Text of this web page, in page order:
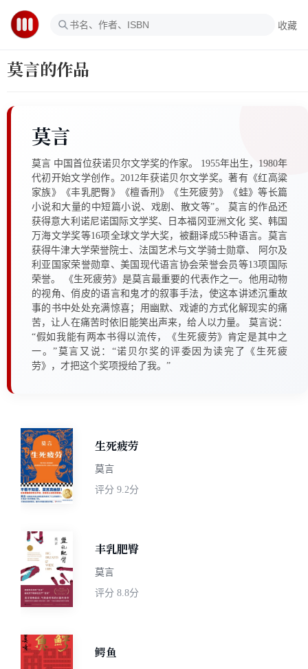
收藏
莫言的作品
莫言
莫言 中国首位获诺贝尔文学奖的作家。 1955年出生，1980年
代初开始文学创作。2012年获诺贝尔文学奖。著有《红高粱
家族》《丰乳肥臀》《檀香刑》《生死疲劳》《蛙》等长篇
小说和大量的中短篇小说、戏剧、散文等”。 莫言的作品还
获得意大利诺尼诺国际文学奖、日本福冈亚洲文化 奖、韩国
万海文学奖等16项全球文学大奖，被翻译成55种语言。莫言
获得牛津大学荣誉院士、法国艺术与文学骑士勋章、 阿尔及
利亚国家荣誉勋章、美国现代语言协会荣誉会员等13项国际
荣誉。 《生死疲劳》是莫言最重要的代表作之一。他用动物
的视角、俏皮的语言和鬼才的叙事手法，使这本讲述沉重故
事的书中处处充满惊喜；用幽默、戏谑的方式化解现实的痛
苦，让人在痛苦时依旧能笑出声来，给人以力量。 莫言说：
“假如我能有两本书得以流传，《生死疲劳》肯定是其中之
一。”莫言又说：“诺贝尔奖的评委因为读完了《生死疲
劳》，才把这个奖项授给了我。”
生死疲劳
莫言
评分 9.2分
丰乳肥臀
莫言
评分 8.8分
鳄鱼